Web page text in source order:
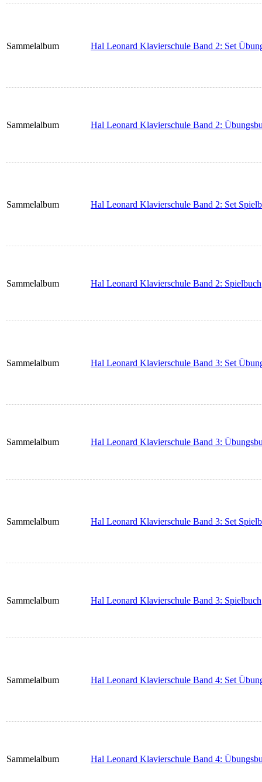
Sammelalbum Hal Leonard Klavierschule Band 2: Set
Sammelalbum Hal Leonard Klavierschule Band 2:
Sammelalbum Hal Leonard Klavierschule Band 2: Set
Sammelalbum Hal Leonard Klavierschule Band 2: Spielbuch
Sammelalbum Hal Leonard Klavierschule Band 3: Set
Sammelalbum Hal Leonard Klavierschule Band 3:
Sammelalbum Hal Leonard Klavierschule Band 3: Set
Sammelalbum Hal Leonard Klavierschule Band 3: Spielbuch
Sammelalbum Hal Leonard Klavierschule Band 4: Set
Sammelalbum Hal Leonard Klavierschule Band 4: